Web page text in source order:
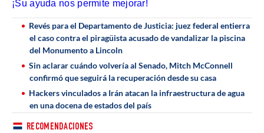
¡Su ayuda nos permite mejorar!
Revés para el Departamento de Justicia: juez federal entierra
el caso contra el piragüista acusado de vandalizar la piscina
del Monumento a Lincoln
Sin aclarar cuándo volvería al Senado, Mitch McConnell
confirmó que seguirá la recuperación desde su casa
Hackers vinculados a Irán atacan la infraestructura de agua
en una docena de estados del país
RECOMENDACIONES